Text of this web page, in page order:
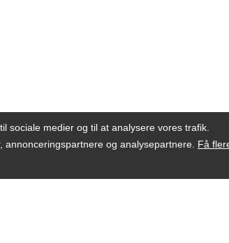
sociale medier og til at analysere vores trafik.
og analysepartnere. Få